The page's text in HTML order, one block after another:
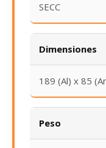
SECC
Dimensiones
189 (Al) x 85
Peso